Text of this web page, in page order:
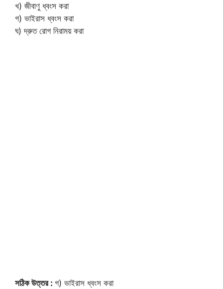
খ) জীবাণু ধ্বংস করা
গ) ভাইরাস ধ্বংস করা
ঘ) দ্রুত রোগ নিরাময় করা
সঠিক উত্তর : গ) ভাইরাস ধ্বংস করা